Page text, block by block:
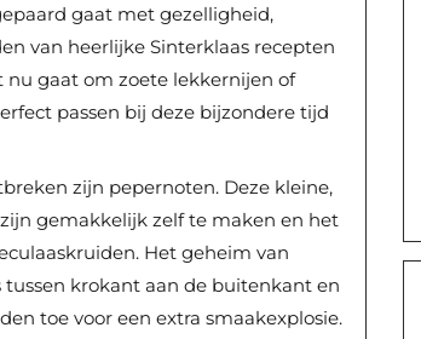
gaat met gezelligheid,
van heerlijke Sinterklaas recepten
nu gaat om zoete lekkernijen of
passen bij deze bijzondere tijd
zijn pepernoten. Deze kleine,
gemakkelijk zelf te maken en het
Het geheim van
krokant aan de buitenkant en
toe voor een extra smaakexplosie.